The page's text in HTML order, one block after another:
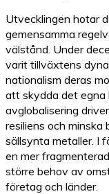
Utvecklingen hotar
gemensamma
välstånd. Under
varit tillväxtens
nationalism deras
att skydda det egna
avglobalisering
resiliens och
sällsynta metaller. I
en mer
större behov av
företag och länder.